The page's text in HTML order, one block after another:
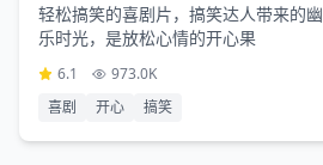
轻松搞笑的喜剧片，搞笑达人带来的
乐时光，是放松心情的开心果
6.1 973.0K
喜剧
开心 搞笑